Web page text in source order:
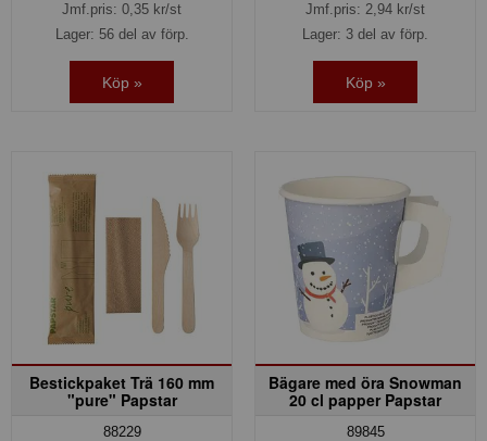
Jmf.pris: 0,35 kr/st
Lager: 56 del av förp.
Köp »
Jmf.pris: 2,94 kr/st
Lager: 3 del av förp.
Köp »
Bestickpaket Trä 160 mm
"pure" Papstar
88229
Bägare med öra Snowman
20 cl papper Papstar
89845